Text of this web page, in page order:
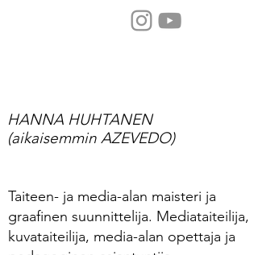
HANNA HUHTANEN
(aikaisemmin AZEVEDO)
Taiteen- ja media-alan maisteri ja
graafinen suunnittelija. Mediataiteilija,
kuvataiteilija, media-alan opettaja ja